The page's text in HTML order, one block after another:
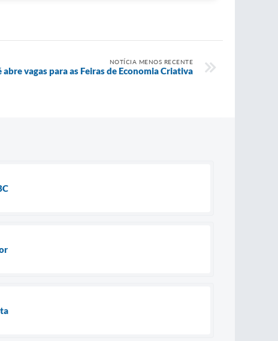
NOTÍCIA MENOS RECENTE
vagas para as Feiras de Economia Criativa